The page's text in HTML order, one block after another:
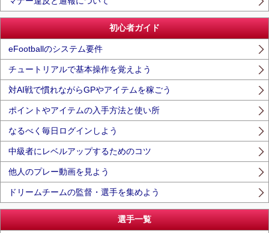
初心者ガイド
eFootballのシステム要件
チュートリアルで基本操作を覚えよう
対AI戦で慣れながらGPやアイテムを稼ごう
ポイントやアイテムの入手方法と使い所
なるべく毎日ログインしよう
中級者にレベルアップするためのコツ
他人のプレー動画を見よう
ドリームチームの監督・選手を集めよう
選手一覧